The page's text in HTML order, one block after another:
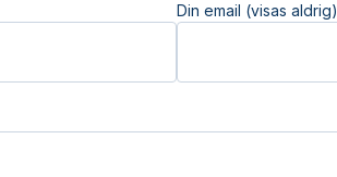
Din email (visas aldrig)